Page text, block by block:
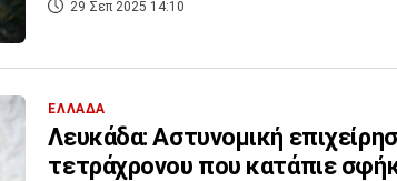
29 Σεπ 2025 14:10
ΕΛΛΑΔΑ
Λευκάδα: Αστυνομική
τετράχρονου που κατάπιε